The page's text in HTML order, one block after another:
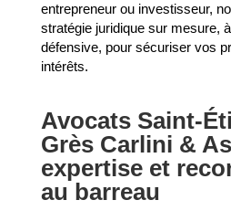
entrepreneur ou investisseur,
stratégie juridique sur mesure,
défensive, pour sécuriser vos
intérêts.
Avocats Saint-
Grès Carlini &
expertise et
au barreau